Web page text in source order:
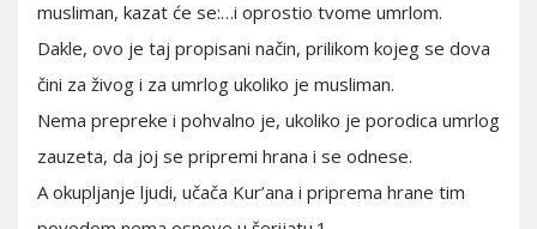
musliman, kazat će se:…i oprostio tvome umrlom.
Dakle, ovo je taj propisani način, prilikom kojeg se dova
čini za živog i za umrlog ukoliko je musliman.
Nema prepreke i pohvalno je, ukoliko je porodica umrlog
zauzeta, da joj se pripremi hrana i se odnese.
A okupljanje ljudi, učača Kur’ana i priprema hrane tim